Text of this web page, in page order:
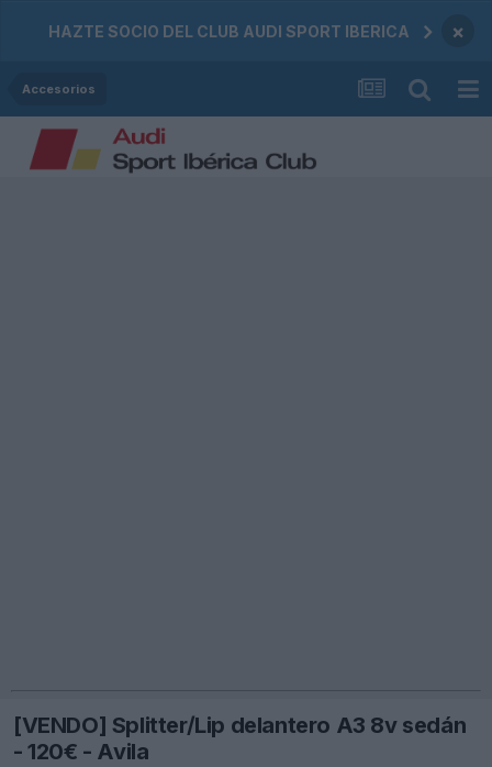
HAZTE SOCIO DEL CLUB AUDI SPORT IBERICA ×
Accesorios
[VENDO] Splitter/Lip delantero A3 8v sedán
- 120€ - Avila